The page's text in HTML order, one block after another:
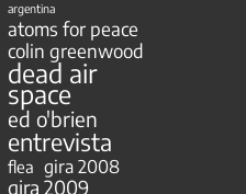
argentina
atoms for peace
colin greenwood
dead air
space
ed o'brien
entrevista
flea gira 2008
gira 2009